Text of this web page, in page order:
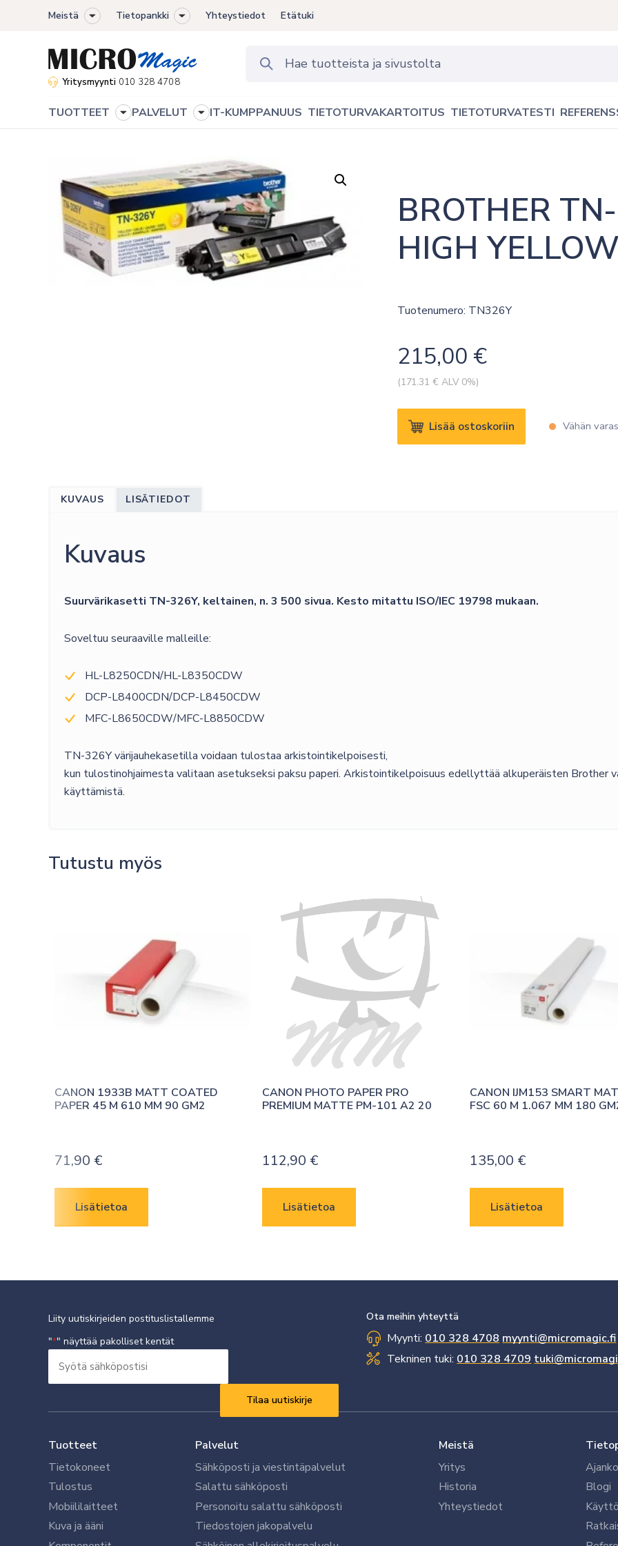
Meistä
Toggle
menu
Tietopankki
Toggle
menu
Yhteystiedot Etätuki
Yritysmyynti 010 328 4708
TUOTTEET
Toggle
PALVELUT
Toggle
IT-KUMPPANUUS TIETOTURVAKARTOITUS TIETOTURVATESTI
BROTHER
HIGH
Tuotenumero: TN326Y
215,00 €
(171.31 € ALV 0%)
Vähän
BROTHER
TN-
Lisää ostoskoriin
KUVAUS LISÄTIEDOT
Kuvaus
Suurvärikasetti TN-326Y, keltainen, n. 3 500 sivua. Kesto mitattu ISO/IEC 19798 mukaan.
Soveltuu seuraaville malleille:
HL-L8250CDN/HL-L8350CDW
DCP-L8400CDN/DCP-L8450CDW
MFC-L8650CDW/MFC-L8850CDW
TN-326Y värijauhekasetilla voidaan tulostaa arkistointikelpoisesti,
kun tulostinohjaimesta valitaan asetukseksi paksu paperi. Arkistointikelpoisuus edellyttää alkuperäisten Brother
käyttämistä.
Tutustu myös
CANON 1933B MATT COATED
PAPER 45 M 610 MM 90 GM2
71,90 €
Lisätietoa
CANON PHOTO PAPER PRO
PREMIUM MATTE PM-101 A2 20
112,90 €
Lisätietoa
CANON IJM153 SMART
FSC 60 M 1.067 MM 180
135,00 €
Lisätietoa
Liity uutiskirjeiden postituslistallemme
"*" näyttää pakolliset kentät
sähköpostisi
Ota meihin yhteyttä
Myynti: 010 328 4708 myynti@micromagic.fi
Tekninen tuki: 010 328 4709
Tuotteet
Tietokoneet
Tulostus
Mobiililaitteet
Kuva ja ääni
Palvelut
Sähköposti ja viestintäpalvelut
Salattu sähköposti
Personoitu salattu sähköposti
Tiedostojen jakopalvelu
Meistä
Yritys
Historia
Yhteystiedot
Blogi